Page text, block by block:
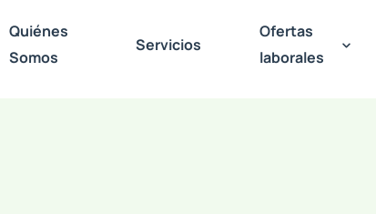
Quiénes
Somos
Servicios
Ofertas
laborales